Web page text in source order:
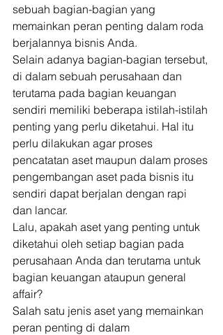
sebuah bagian-bagian yang
memainkan peran penting dalam roda
berjalannya bisnis Anda.
Selain adanya bagian-bagian tersebut,
di dalam sebuah perusahaan dan
terutama pada bagian keuangan
sendiri memiliki beberapa istilah-istilah
penting yang perlu diketahui. Hal itu
perlu dilakukan agar proses
pencatatan aset maupun dalam proses
pengembangan aset pada bisnis itu
sendiri dapat berjalan dengan rapi
dan lancar.
Lalu, apakah aset yang penting untuk
diketahui oleh setiap bagian pada
perusahaan Anda dan terutama untuk
bagian keuangan ataupun general
affair?
Salah satu jenis aset yang memainkan
peran penting di dalam